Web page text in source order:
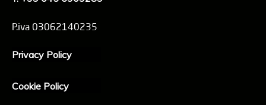
P.iva 03062140235
Privacy Policy
Cookie Policy